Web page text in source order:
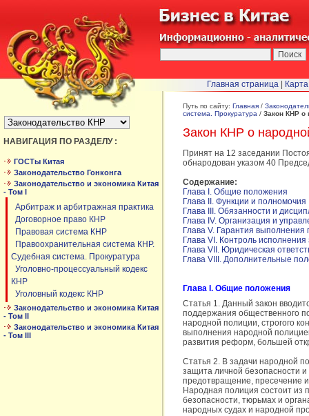
БЫСТРЫЙ ПЕРЕХОД :
НАВИГАЦИЯ ПО РАЗДЕЛУ :
ГОСТы Китая
Законодательство Гонконга
Законодательство и экономика Китая
- Том I
Арбитраж и арбитражная практика
Договорное право КНР
Правовая система КНР
Правоохранительная система КНР.
Судебная система. Прокуратура
Уголовно-процессуальный кодекс
КНР
Уголовный кодекс КНР
Законодательство и экономика Китая
- Том II
Законодательство и экономика Китая
- Том III
Путь по сайту: Главная /
система. Прокуратура / Закон КНР о
Закон КНР о
Принят на 12 заседании
обнародован указом 40
Содержание:
Глава I. Общие положения
Глава II. Функции и полномочия
Глава III. Обязанности и
Глава IV. Организация и
Глава V. Гарантия
Глава VI. Контроль исполнения
Глава VII. Юридическая
Глава VIII. Дополнительные
Глава I. Общие положения
Статья 1. Данный закон
поддержания общественного
народной полиции, строгого
выполнения народной
развития реформ, большей
Статья 2. В задачи народной
защита личной безопасности
предотвращение, пресечение
Народная полиция состоит из
безопасности, тюрьмах и
народных судах и народной
Главная страница